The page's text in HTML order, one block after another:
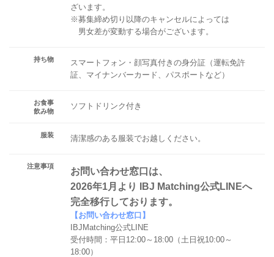
ざいます。
※募集締め切り以降のキャンセルによっては
男女差が変動する場合がございます。
持ち物
スマートフォン・顔写真付きの身分証（運転免許
証、マイナンバーカード、パスポートなど）
お食事
飲み物
ソフトドリンク付き
服装 清潔感のある服装でお越しください。
注意事項
お問い合わせ窓口は、
2026年1月より IBJ Matching公式LINEへ
完全移行しております。
【お問い合わせ窓口】
IBJMatching公式LINE
受付時間：平日12:00～18:00（土日祝10:00～
18:00）